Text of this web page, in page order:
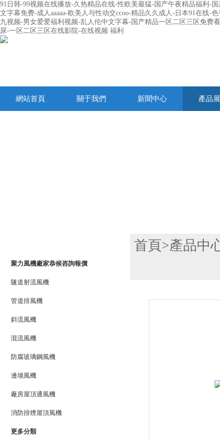
91日韩-99视频在线播放-久热精品在线-性欧美最猛-国产午夜精品福利-
文字幕免费-成人aaaaa-欧美人与性动交ccoo-精品久久成人-日本91在线
九视频-男女爱爱福利视频-乱人伦中文字幕-国产精品一区二区三区免费
尿-一区二区三区在线影院-在线视频 福利
網站首頁 關于我們 新聞中心 產品
聚力風機廠家恭候咨詢報價
隧道射流風機
管道排風機
斜流風機
混流風機
防腐玻璃鋼風機
邊墻風機
廠房屋頂通風機
消防排煙屋頂風機
更多分類
首頁>產品中